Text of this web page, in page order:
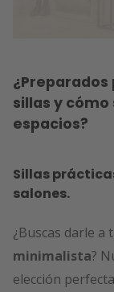
sillas y
espacios?
Sillas
salones.
¿Buscas darle a
minimalista?
elección